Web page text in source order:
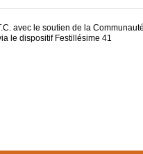
avec le soutien de la
le dispositif Festillésime 41